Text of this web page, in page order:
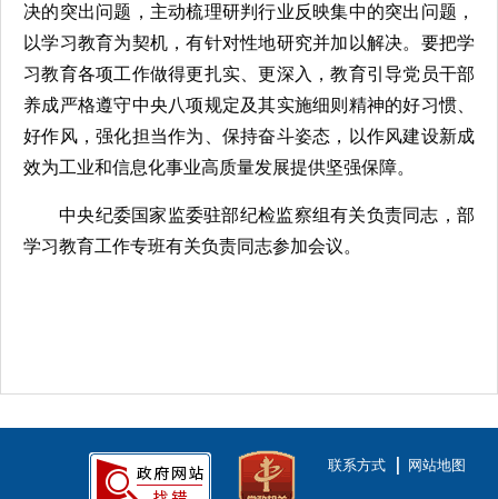
决的突出问题，主动梳理研判行业反映集中的突出问题，
以学习教育为契机，有针对性地研究并加以解决。要把学
习教育各项工作做得更扎实、更深入，教育引导党员干部
养成严格遵守中央八项规定及其实施细则精神的好习惯、
好作风，强化担当作为、保持奋斗姿态，以作风建设新成
效为工业和信息化事业高质量发展提供坚强保障。
中央纪委国家监委驻部纪检监察组有关负责同志，部
学习教育工作专班有关负责同志参加会议。
联系方式 网站地图